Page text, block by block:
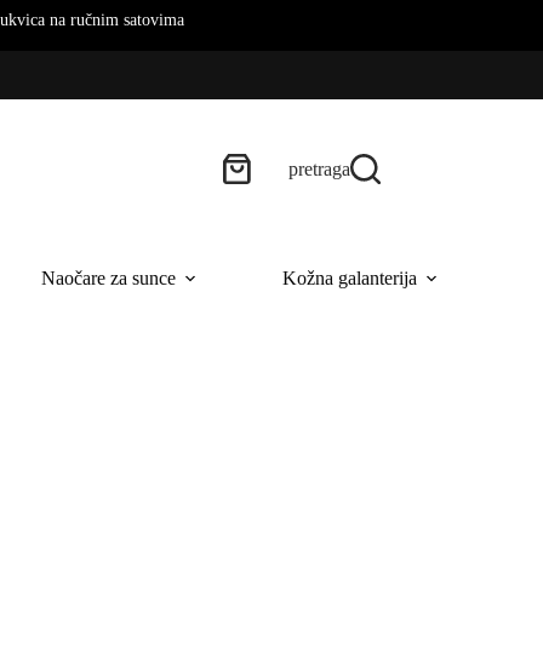
pretraga
Naočare za sunce Kožna galanterija